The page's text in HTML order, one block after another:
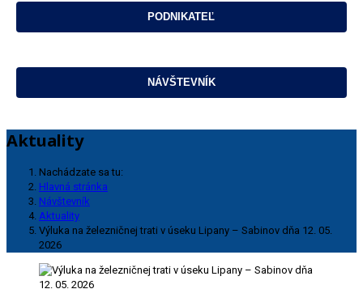
Aktuality
Nachádzate sa tu:
Hlavná stránka
Návštevník
Aktuality
Výluka na železničnej trati v úseku Lipany – Sabinov dňa 12. 05.
2026